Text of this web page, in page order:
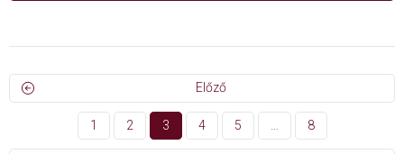
Előző
1 2 3 4 5 8